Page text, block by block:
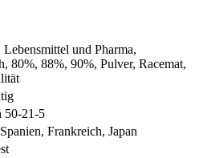
und Pharma,
80%, 88%, 90%, Pulver, Racemat,
50-21-5
Frankreich, Japan